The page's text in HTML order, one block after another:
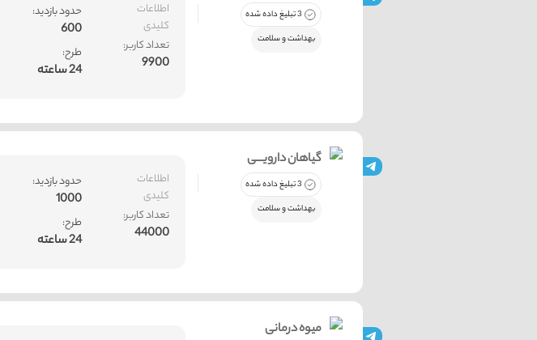
اطلاعات
کلیدی
تعداد کاربر:
9900
حدود بازدید:
600
طرح:
24 ساعته
3 تبلیغ داده شده
بهداشت و سلامت
اطلاعات
کلیدی
تعداد کاربر:
44000
حدود بازدید:
1000
طرح:
24 ساعته
گیاهان دارویـــی
3 تبلیغ داده شده
بهداشت و سلامت
میوه درمانی